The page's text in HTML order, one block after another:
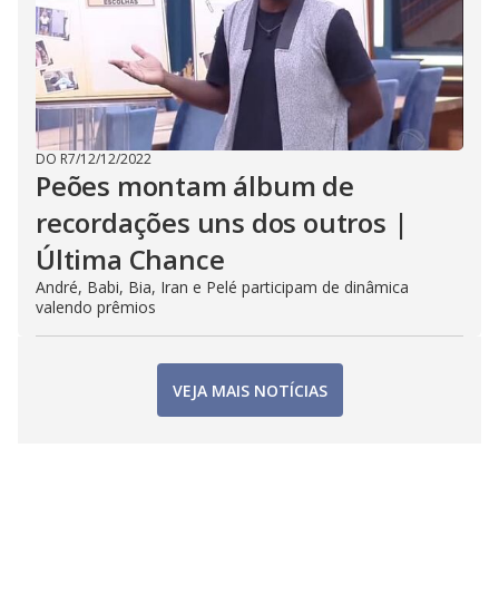
DO R7/12/12/2022
Peões montam álbum de
recordações uns dos outros |
Última Chance
André, Babi, Bia, Iran e Pelé participam de dinâmica
valendo prêmios
VEJA MAIS NOTÍCIAS